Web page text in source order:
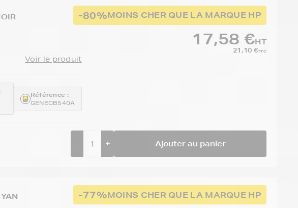
-80%MOINS CHER QUE LA MARQUE HP
Voir le produit
Référence :
GENECB540A
17,58 €HT
21,10 €TTC
- + Ajouter au panier
-77%MOINS CHER QUE LA MARQUE HP